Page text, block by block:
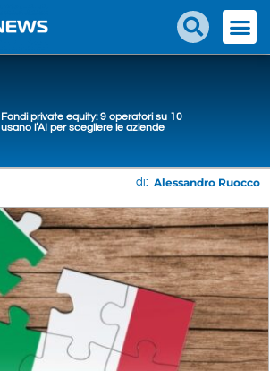
Fondi private equity: 9 operatori su 10
usano l’AI per scegliere le aziende
di: Alessandro Ruocco